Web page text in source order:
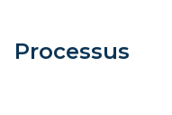
Processus